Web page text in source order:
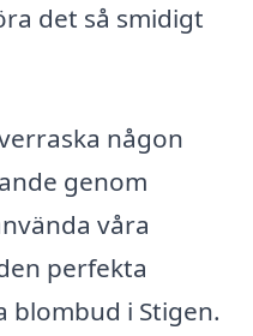
det så smidigt
någon
genom
våra
perfekta
blombud i Stigen.